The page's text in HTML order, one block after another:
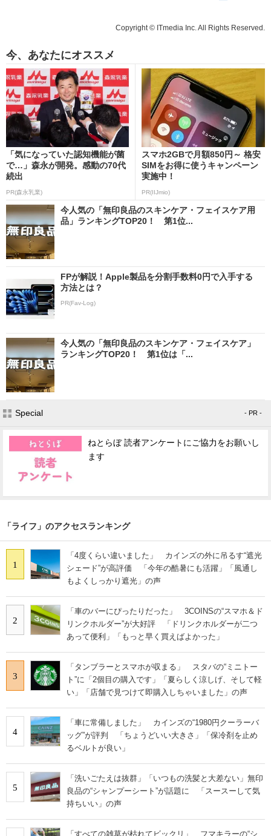
Copyright © ITmedia Inc. All Rights Reserved.
今、あなたにオススメ
「気になっていた認知機能が菌
で…」森永が開発。感動の70代
続出
PR(森永乳業)
スマホ2GBで月額850円～ 格安
SIMをお得に使うキャンペーン
実施中！
PR(IIJmio)
今人気の「無印良品のスキンケア・フェイスケア用
品」ランキングTOP20！ 第1位...
FPが解説！Apple製品を分割手数料0円で入手する
方法とは？
PR(Fav-Log)
今人気の「無印良品のスキンケア・フェイスケア」
ランキングTOP20！ 第1位は「...
Special - PR -
ねとらぼ 読者アンケートにご協力をお願いし
ます
「ライフ」のアクセスランキング
1
「4度くらい違いました」 カインズの外に吊るす“遮光
シェード”が高評価 「今年の酷暑にも活躍」「風通し
もよくしっかり遮光」の声
2
「車のバーにぴったりだった」 3COINSの“スマホ＆ド
リンクホルダー”が大好評 「ドリンクホルダーが二つ
あって便利」「もっと早く買えばよかった」
3
「タンブラーとスマホが収まる」 スタバの“ミニトー
ト”に「2個目の購入です」「夏らしく涼しげ、そして軽
い」「店舗で見つけて即購入しちゃいました」の声
4
「車に常備しました」 カインズの“1980円クーラーバ
ッグ”が評判 「ちょうどいい大きさ」「保冷剤を止め
るベルトが良い」
5
「洗いごたえは抜群」「いつもの洗髪と大差ない」無印
良品の“シャンプーシート”が話題に 「スースーして気
持ちいい」の声
「すべての雑草が枯れてビックリ」 フマキラーの“シ